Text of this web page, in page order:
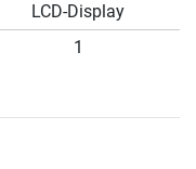
LCD-Display
1